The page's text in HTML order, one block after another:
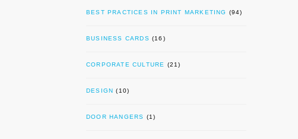
BEST PRACTICES IN PRINT MARKETING (94)
BUSINESS CARDS (16)
CORPORATE CULTURE (21)
DESIGN (10)
DOOR HANGERS (1)